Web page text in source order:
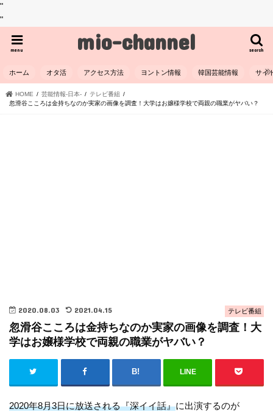
"
"
mio-channel search
menu
ホーム オタ活 アクセス方法 ヨントン情報 韓国芸能情報 サイ
HOME 芸能情報-日本-
テレビ番組
忽滑谷こころは金持ちなのか実家の画像を調査！大学はお嬢様学校で両親の職業がヤバい？
テレビ番組
2020.08.03 2021.04.15
忽滑谷こころは金持ちなのか実家の画像を調査！大
学はお嬢様学校で両親の職業がヤバい？
LINE
2020年8月3日に放送される『深イイ話』に出演するのが